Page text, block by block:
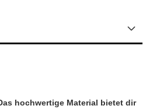
hochwertige Material bietet dir